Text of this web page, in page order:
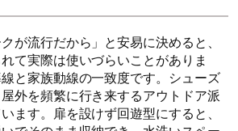
が流行だから」と安易に決めると、
て実際は使いづらいことがありま
と家族動線の一致度です。シューズ
外を頻繁に行き来するアウトドア派
ます。扉を設けず回遊型にすると、